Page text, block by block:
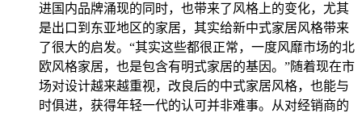
进国内品牌涌现的同时，也带来了风格上的变化，尤其
是出口到东亚地区的家居，其实给新中式家居风格带来
了很大的启发。“其实这些都很正常，一度风靡市场的北
欧风格家居，也是包含有明式家居的基因。”随着现在市
场对设计越来越重视，改良后的中式家居风格，也能与
时俱进，获得年轻一代的认可并非难事。从对经销商的